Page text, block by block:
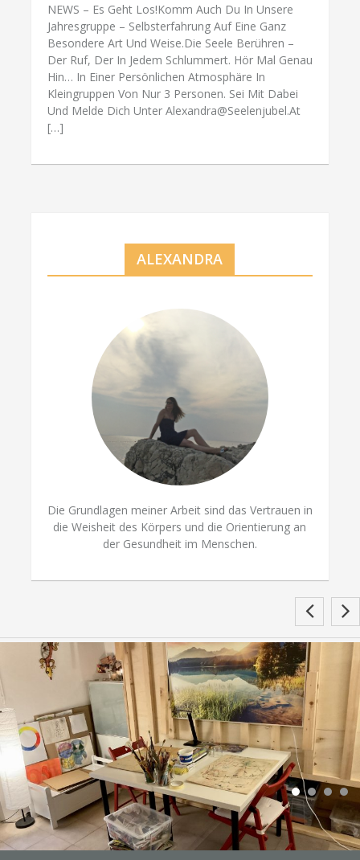
NEWS – Es Geht Los!Komm Auch Du In Unsere
Jahresgruppe – Selbsterfahrung Auf Eine Ganz
Besondere Art Und Weise.Die Seele Berühren –
Der Ruf, Der In Jedem Schlummert. Hör Mal Genau
Hin… In Einer Persönlichen Atmosphäre In
Kleingruppen Von Nur 3 Personen. Sei Mit Dabei
Und Melde Dich Unter Alexandra@seelenjubel.at
[…]
ALEXANDRA
Die Grundlagen meiner Arbeit sind das Vertrauen in
die Weisheit des Körpers und die Orientierung an
der Gesundheit im Menschen.